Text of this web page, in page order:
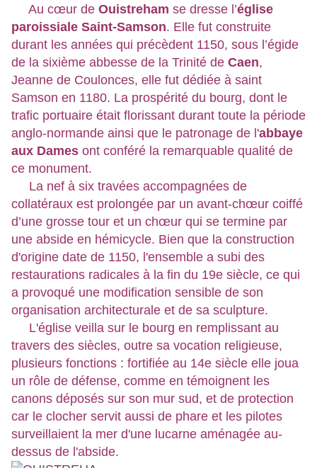
Au cœur de Ouistreham se dresse l’église
paroissiale Saint-Samson. Elle fut construite
durant les années qui précèdent 1150, sous l’égide
de la sixième abbesse de la Trinité de Caen,
Jeanne de Coulonces, elle fut dédiée à saint
Samson en 1180. La prospérité du bourg, dont le
trafic portuaire était florissant durant toute la période
anglo-normande ainsi que le patronage de l'abbaye
aux Dames ont conféré la remarquable qualité de
ce monument.
La nef à six travées accompagnées de
collatéraux est prolongée par un avant-chœur coiffé
d’une grosse tour et un chœur qui se termine par
une abside en hémicycle. Bien que la construction
d'origine date de 1150, l'ensemble a subi des
restaurations radicales à la fin du 19e siècle, ce qui
a provoqué une modification sensible de son
organisation architecturale et de sa sculpture.
L'église veilla sur le bourg en remplissant au
travers des siècles, outre sa vocation religieuse,
plusieurs fonctions : fortifiée au 14e siècle elle joua
un rôle de défense, comme en témoignent les
canons déposés sur son mur sud, et de protection
car le clocher servit aussi de phare et les pilotes
surveillaient la mer d'une lucarne aménagée au-
dessus de l'abside.